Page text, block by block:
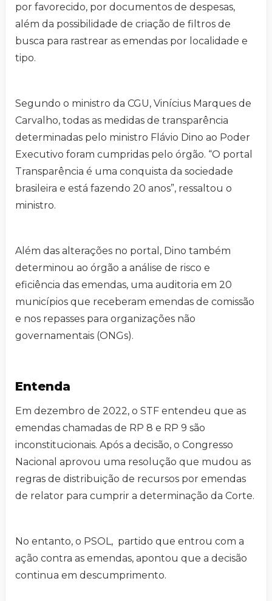
por favorecido, por documentos de despesas,
além da possibilidade de criação de filtros de
busca para rastrear as emendas por localidade e
tipo.
Segundo o ministro da CGU, Vinícius Marques de
Carvalho, todas as medidas de transparência
determinadas pelo ministro Flávio Dino ao Poder
Executivo foram cumpridas pelo órgão. “O portal
Transparência é uma conquista da sociedade
brasileira e está fazendo 20 anos”, ressaltou o
ministro.
Além das alterações no portal, Dino também
determinou ao órgão a análise de risco e
eficiência das emendas, uma auditoria em 20
municípios que receberam emendas de comissão
e nos repasses para organizações não
governamentais (ONGs).
Entenda
Em dezembro de 2022, o STF entendeu que as
emendas chamadas de RP 8 e RP 9 são
inconstitucionais. Após a decisão, o Congresso
Nacional aprovou uma resolução que mudou as
regras de distribuição de recursos por emendas
de relator para cumprir a determinação da Corte.
No entanto, o PSOL, partido que entrou com a
ação contra as emendas, apontou que a decisão
continua em descumprimento.